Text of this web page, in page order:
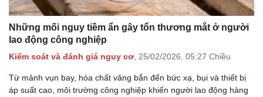
Những mối nguy tiềm ẩn gây tổn thương mắt ở người
lao động công nghiệp
Kiểm soát và đánh giá nguy cơ, 25/02/2026, 05:27 Chiều
Từ mảnh vụn bay, hóa chất văng bắn đến bức xạ, bụi và thiết bị
áp suất cao, môi trường công nghiệp khiến người lao động hàng